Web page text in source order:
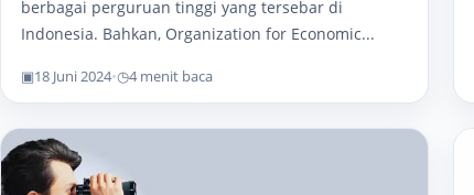
berbagai perguruan tinggi yang tersebar di
Indonesia. Bahkan, Organization for Economic...
▣18 Juni 2024•◷4 menit baca